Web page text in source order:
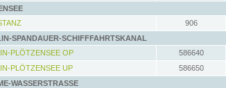
906
SPANDAUER-SCHIFFFAHRTSKANAL
PLÖTZENSEE OP
586640
PLÖTZENSEE UP
586650
WASSERSTRASSE